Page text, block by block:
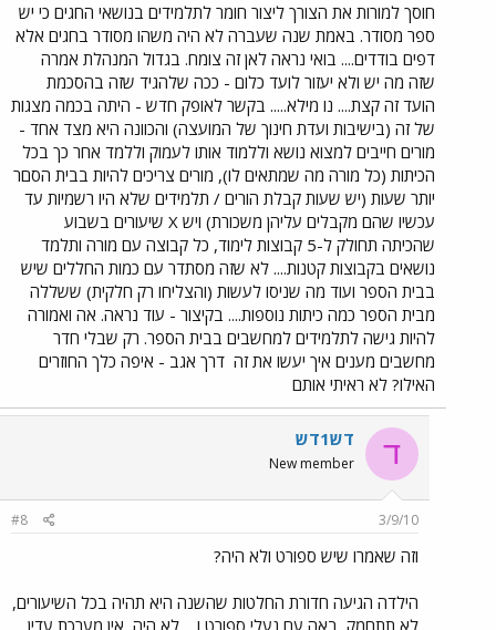
חוסך למורות את הצורך ליצור חומר לתלמידים בנושאי החגים כי יש
ספר מסודר. באמת שנה שעברה לא היה משהו מסודר בחגים אלא
דפים בודדים.... בואי נראה לאן זה צומח. בגדול המנהלת אמרה
שזה מה יש ולא יעזור לועד כלום - ככה שלהגיד שזה בהסכמת
הועד זה קצת.... נו מילא..... בקשר לאופק חדש - היתה בכמה מצגות
של זה (בישיבות ועדת חינוך של המועצה) והכוונה היא מצד אחד -
מורים חייבים למצוא נושא וללמוד אותו לעמוק וללמד אחר כך בכל
הכיתות (כל מורה מה שמתאים לו), מורים צריכים להיות בבית הסםר
יותר שעות (יש שעות קבלת הורים / תלמידים שלא היו רשמיות עד
עכשיו שהם מקבלים עליהן משכורת) ויש X שיעורים בשבוע
שהכיתה תחולק ל-5 קבוצות לימוד, כל קבוצה עם מורה ותלמד
נושאים בקבוצות קטנות.... לא שזה מסתדר עם כמות החללים שיש
בבית הספר ועוד מה שניסו לעשות (והצליחו רק חלקית) ששללה
מבית הספר כמה כיתות נוספות.... בקיצור - עוד נראה. אה ואמורה
להיות גישה לתלמידים למחשבים בבית הספר. רק שבלי חדר
מחשבים מענים איך יעשו את זה דרך אגב - איפה כלך החוזרים
האילו? לא ראיתי אותם
ד דש1דש
New member
3/9/10
#8
וזה שאמרו שיש ספורט ולא היה?
הילדה הגיעה חדורת החלטות שהשנה היא תהיה בכל השיעורים,
לא תתחמק, באה עם נעלי ספורט ו.... לא היה אין מערכת עדין